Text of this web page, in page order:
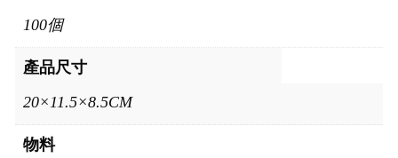
100個
產品尺寸
20×11.5×8.5CM
物料